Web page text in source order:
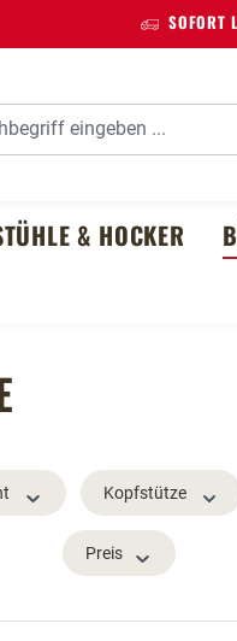
SOFORT
& HOCKER
Kopfstütze
Preis